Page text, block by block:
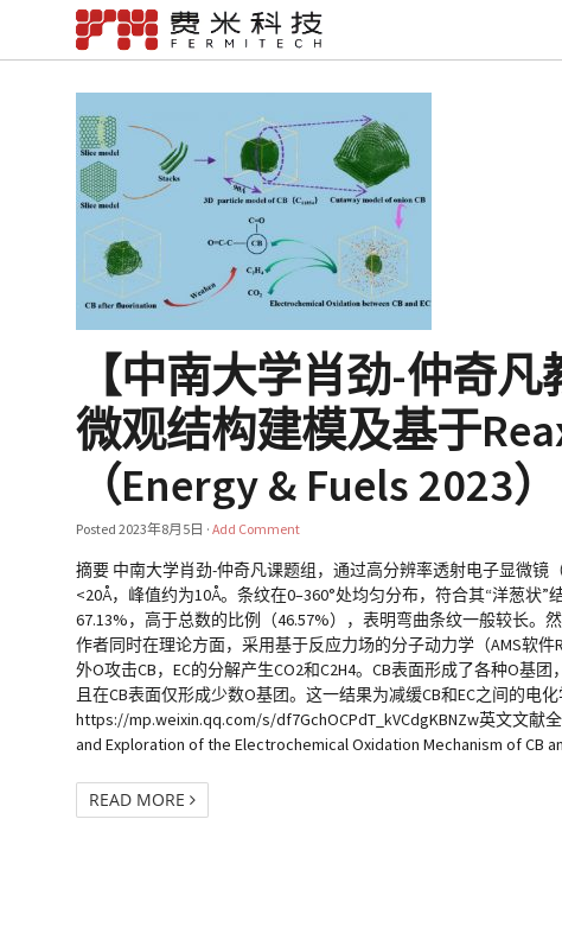
【中南大学肖劲-仲奇
微观结构建模及基于
（Energy & Fuels 2023）
Posted2023年8月5日 ·Add Comment
摘要 中南大学肖劲-仲奇凡课题组，通过高分辨率透射电子显微镜
<20Å，峰值约为10Å。条纹在0–360°处均匀分布，符合其“洋葱
67.13%，高于总数的比例（46.57%），表明弯曲条纹一般较长。
作者同时在理论方面，采用基于反应力场的分子动力学（AMS软
外O攻击CB，EC的分解产生CO2和C2H4。CB表面形成了各种O基
且在CB表面仅形成少数O基团。这一结果为减缓CB和EC之间的电
https://mp.weixin.qq.com/s/df7GchOCPdT_kVCdgKBNZw英文文献
and Exploration of the Electrochemical Oxidation Mechanism of CB
READ MORE